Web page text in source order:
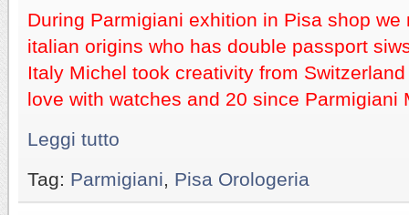
During Parmigiani exhition in Pisa shop we
italian origins who has double passport
Italy Michel took creativity from
love with watches and 20 since Parmigiani
Leggi tutto
Tag: Parmigiani Pisa Orologeria